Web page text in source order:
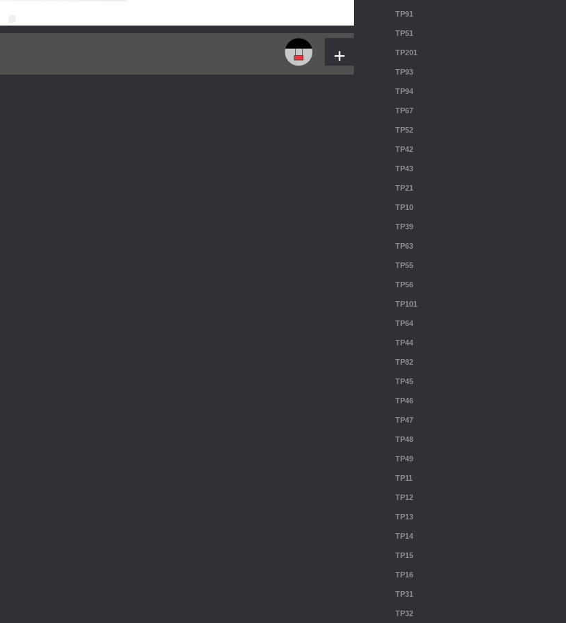
+
TP91
TP51
TP201
TP93
TP94
TP67
TP52
TP42
TP43
TP21
TP10
TP39
TP63
TP55
TP56
TP101
TP64
TP44
TP82
TP45
TP46
TP47
TP48
TP49
TP11
TP12
TP13
TP14
TP15
TP16
TP31
TP32